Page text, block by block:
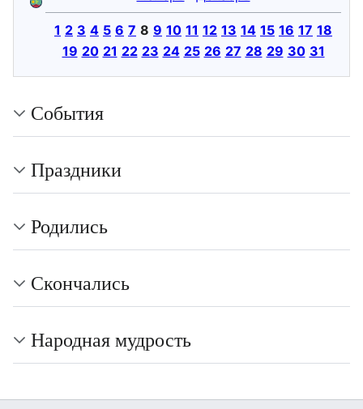
1 2 3 4 5 6 7 8 9 10 11 12 13 14 15 16 17 18
19 20 21 22 23 24 25 26 27 28 29 30 31
События
Праздники
Родились
Скончались
Народная мудрость